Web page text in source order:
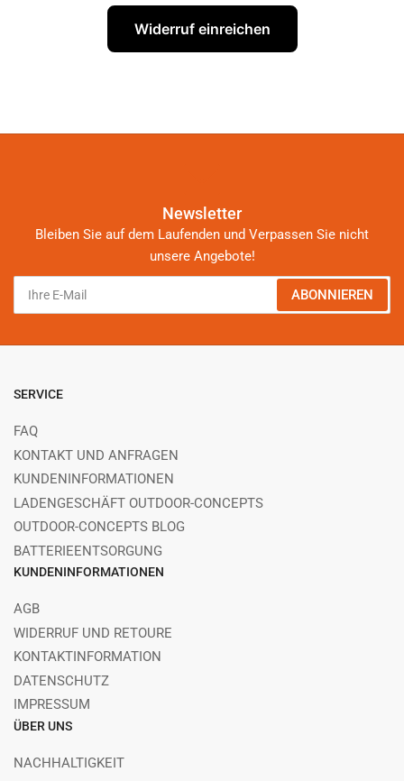
Widerruf einreichen
Newsletter
Bleiben Sie auf dem Laufenden und Verpassen Sie nicht
unsere Angebote!
Ihre
Mail
ABONNIEREN
SERVICE
FAQ
KONTAKT UND ANFRAGEN
KUNDENINFORMATIONEN
LADENGESCHÄFT OUTDOOR-CONCEPTS
OUTDOOR-CONCEPTS BLOG
BATTERIEENTSORGUNG
KUNDENINFORMATIONEN
AGB
WIDERRUF UND RETOURE
KONTAKTINFORMATION
DATENSCHUTZ
IMPRESSUM
ÜBER UNS
NACHHALTIGKEIT